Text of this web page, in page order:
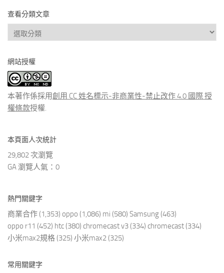
查看分類文章
查
看
類
文
章
網站授權
本著作係採用創用 CC 姓名標示-非商業性-禁止改作 4.0 國際 授
權條款授權.
本頁面人次統計
29,802 次瀏覽
GA 瀏覽人氣：0
熱門關鍵字
商業合作 (1,353) oppo (1,086) mi (580) Samsung (463)
oppo r11 (452) htc (380) chromecast v3 (334) chromecast (334)
小米max2規格 (325) 小米max2 (325)
常用關鍵字